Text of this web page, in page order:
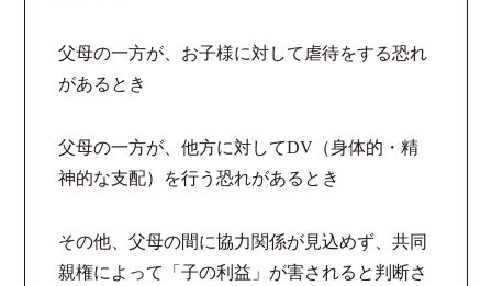
父母の一方が、お子様に対して虐待をする恐れ
があるとき
父母の一方が、他方に対してDV（身体的・精
神的な支配）を行う恐れがあるとき
その他、父母の間に協力関係が見込めず、共同
親権によって「子の利益」が害されると判断さ